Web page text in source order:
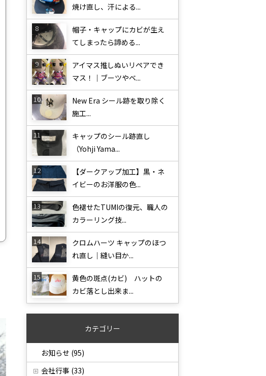
焼け直し、汗による...
帽子・キャップにカビが生え
てしまったら諦める...
アイマス推しぬいリペアでき
マス！｜ブーツやベ...
New Era シール跡を取り除く
施工...
キャップのシール跡直し
（Yohji Yama...
【ダークアップ加工】黒・ネ
イビーのお洋服の色...
色褪せたTUMIの復元、職人の
カラーリング技...
クロムハーツ キャップのほつ
れ直し｜縫い目か...
黄色の斑点(カビ) ハットの
カビ落とし出来ま...
カテゴリー
お知らせ (95)
会社行事 (33)